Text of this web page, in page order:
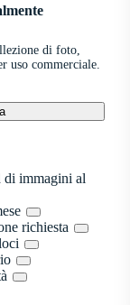
di foto,
uso commerciale.
immagini al
richiesta